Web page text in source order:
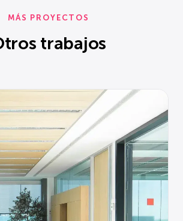
MÁS PROYECTOS
trabajos